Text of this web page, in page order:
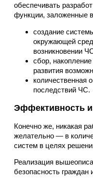
обеспечивать
функции, заложенные
создание
окружающей
возникновении
сбор,
развития
количественная
последствий ЧС.
Эффективность
Конечно же, никакая
желательно — в
систем в целях
Реализация
безопасность